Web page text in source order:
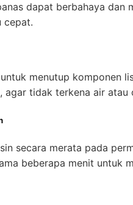
dapat berbahaya dan
cepat.
menutup komponen
tidak terkena air atau
secara merata pada
beberapa menit untuk